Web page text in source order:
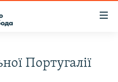
Португалії